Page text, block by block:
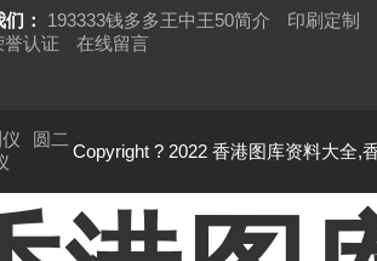
：
193333钱多多王中王50简介
印刷定制
誉认证 在线留言
圆二
Copyright ? 2022 香港图库资料大